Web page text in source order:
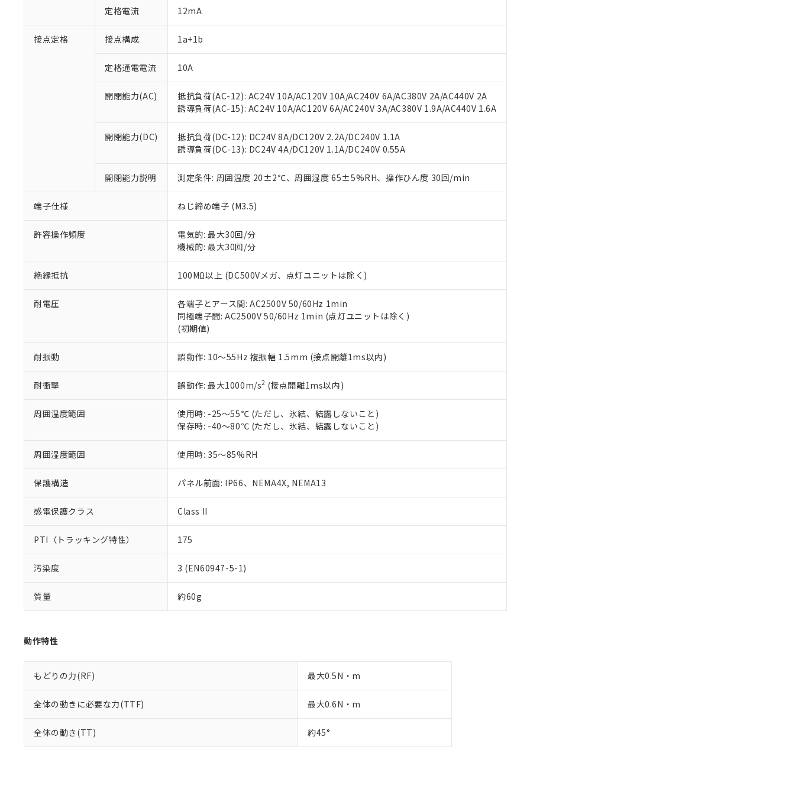
定格電流 12mA
接点定格 接点構成 1a+1b
定格通電電流 10A
開閉能力(AC)
抵抗負荷(AC-12): AC24V 10A/AC120V 10A/AC240V 6A/AC380V 2A/AC440V 2A
誘導負荷(AC-15): AC24V 10A/AC120V 6A/AC240V 3A/AC380V 1.9A/AC440V 1.6A
開閉能力(DC)
抵抗負荷(DC-12): DC24V 8A/DC120V 2.2A/DC240V 1.1A
誘導負荷(DC-13): DC24V 4A/DC120V 1.1A/DC240V 0.55A
開閉能力説明 測定条件: 周囲温度 20±2℃、周囲湿度 65±5%RH、操作ひん度 30回/min
端子仕様 ねじ締め端子 (M3.5)
許容操作頻度
電気的: 最大30回/分
機械的: 最大30回/分
絶縁抵抗 100MΩ以上 (DC500Vメガ、点灯ユニットは除く)
耐電圧
各端子とアース間: AC2500V 50/60Hz 1min
同極端子間: AC2500V 50/60Hz 1min (点灯ユニットは除く)
(初期値)
耐振動 誤動作: 10～55Hz 複振幅 1.5mm (接点開離1ms以内)
耐衝撃 誤動作: 最大1000m/s2 (接点開離1ms以内)
周囲温度範囲
使用時: -25～55℃ (ただし、氷結、結露しないこと)
保存時: -40～80℃ (ただし、氷結、結露しないこと)
周囲湿度範囲 使用時: 35～85%RH
保護構造 パネル前面: IP66、NEMA4X, NEMA13
感電保護クラス Class II
PTI（トラッキング特性） 175
汚染度 3 (EN60947-5-1)
質量 約60g
動作特性
もどりの力(RF) 最大0.5N・m
全体の動きに必要な力(TTF) 最大0.6N・m
全体の動き(TT) 約45°
ご利用条件
以下の条件をお読みいただき、同意のうえご利用ください。
本サービスは、当社制御機器事業取扱商品の当社在庫状況および標準価格(税抜)を提供させていただ
くものです。
在庫状況および標準価格照会結果は、記載している更新日時点での社内データに基づき作成されるも
のであり、閲覧された時点での実際の在庫および標準価格とは異なる場合があることをご了承くださ
い。
正式な納期状況および標準価格はお客様のお取引先、またはお客様担当のオムロン制御機器販売店・
当社販売員にご相談ください。
オムロン制御機器販売店や当社販売拠点は「
す。
マイパーツ機能（部品リスト作成サービス）をご利用いただくには、I-Webメンバーズにご登録され
ている必要があります。
お客様が当ウェブサイト上で当社にご登録された部品リストについて、当社および当社の共同利用者
が、当社の製品・サービスに関するお客様との取引・商談に必要な範囲で利用することをご了承くだ
さい。
※当社の共同利用者とは、"個人情報の共同利用に関して"
いる法人を指します。
対応予定：EU RoHS指令（10物質）の非含有に対応した製品に切り替える予定のある商品です。
調査・確認中：EU RoHS指令（10物質）の非含有の対応状況を調査中または確認中の商品です。
非該当品：ライセンス料など無形物で、有害物質有無と関係のない商品です。
仕入先様の事情により、非含有部品としていたものが、含有品と判明した場合などやむを得ず変更すること
があります。
*EU RoHS指令（10物質）：
鉛(Pb) 1000ppm以下、 水銀(Hg) 1000ppm以下、 カドミウム(Cd) 100ppm以下、
六価クロム(Cr(Ⅵ)) 1000ppm以下、ポリ臭化ビフェニル類(PBB) 1000ppm以下、ポリ臭化ジフェニルエーテル類(PBDE) 1000ppm以下、
ル（DBP） 1000ppm以下、フタル酸ジイソブチル (DIBP) 1000ppm以下
但し、RoHS指令で産業用監視および制御機器に対する適用除外項目は除く。
フタル酸エステル類の４物質については閾値を超える意図的な使用がないことを確認しています。
※2 対応予定月
下記の非含有証明書をダウンロードすることができます。
EU RoHS指令（10物質）の非含有証明書
51物質の非含有証明書（当社基準）
※本証明書は発行日時点で非含有を証明するもので、過去に遡って非含有を証明するものではありません。
また、RoHS指令のフタル酸エステル類４物質の対応では、対応完了までの期間は出荷製品に未対応品が
既に当社にて対応品への在庫切替を完了していることから、特段のことがない限り、2022年1月12日よ
り割愛しております。
※1 中国RoHS○×表
「×」：最大均質材料含有率が中国RoHSの基準値を超えていることを示します。
「－」：未確認です。当社販売部門へお問い合わせください。
*中国RoHS10物質の基準値 (GB/T26572)：
Pb(鉛) :1000ppm、 Hg(水銀) : 1000ppm、 Cd(カドミウム) : 100ppm、
Cr(Ⅵ)(六価クロム) : 1000ppm、 PBBs(ポリ臭化ビフェニル類) : 1000ppm、 PBDEs(ポリ臭化ジフェニルエーテル類) : 1000ppm、
DBP(フタル酸ジブチル) : 1000ppm、 DIBP(フタル酸ジイソブチル) : 1000ppm、 BBP(フタル酸ブチルベンジル) : 1000ppm、
DEHP(フタル酸ビス(2-エチルヘキシル)) : 1000ppm
※2 環境保護使用期限
「ｅ」：有害物質（10物質）のすべてが基準値以下であることを示します。
「10」：通常の使用状況下において有害物質が外部に漏えいし、環境に深刻な影響を及ぼさない年数を意
「－」：未確認です。当社販売部門へお問い合わせください。
当社は、これら貴社製品のうち、外国為替および外国貿易法に定める商品（以下｢規制貨物等」とい
う）を輸出または国外への提供する場合は、日本国政府の輸出許可(または役務取引許可)を取得する
当社は規制貨物を破棄する場合は、完全に破砕するなど、違法に輸出されないよう必要な手段を講じ
ます。
当社は貴社製品を、核兵器、ミサイル、化学兵器、生物兵器またはその他武器並びにこれらの製造装
置等に一切使用いたしません。
当社は、貴社製品を第三者に販売する場合は、上記1、2および3の内容を当該第三者に通知します。
また当社は、販売先および販売に係わる関係者が違法に輸出するおそれがある場合は、取り引きをい
合意する
記
号
説明
○ 一定数以上の在庫あり
△ 一定数には満たないが在庫あり
－
在庫なし(最新の在庫状況については、お客様のお取引先、またはお客様担当のオムロン制御
機器販売店・当社販売員にご確認ください)
空
白
受注生産機種、また在庫状況の情報を公開していない機種